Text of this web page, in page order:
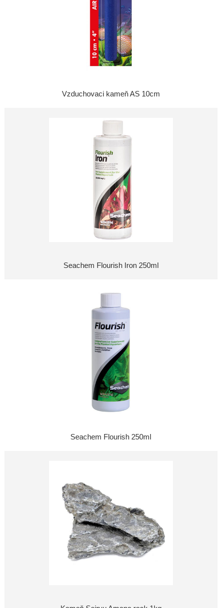
Vzduchovaci kameň AS 10cm
Seachem Flourish Iron 250ml
Seachem Flourish 250ml